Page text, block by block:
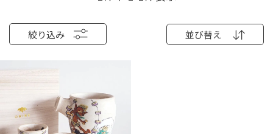
絞り込み 並び替え